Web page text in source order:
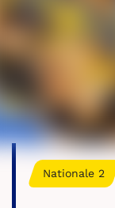
Nationale 2